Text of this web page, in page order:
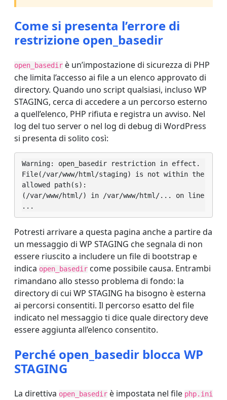
Come si presenta l’errore di
restrizione open_basedir
open_basedir è un’impostazione di sicurezza di PHP
che limita l’accesso ai file a un elenco approvato di
directory. Quando uno script qualsiasi, incluso WP
STAGING, cerca di accedere a un percorso esterno
a quell’elenco, PHP rifiuta e registra un avviso. Nel
log del tuo server o nel log di debug di WordPress
si presenta di solito così:
Warning: open_basedir restriction in effect.
File(/var/www/html/staging) is not within the
allowed path(s):
(/var/www/html/) in /var/www/html/... on line
...
Potresti arrivare a questa pagina anche a partire da
un messaggio di WP STAGING che segnala di non
essere riuscito a includere un file di bootstrap e
indica open_basedir come possibile causa. Entrambi
rimandano allo stesso problema di fondo: la
directory di cui WP STAGING ha bisogno è esterna
ai percorsi consentiti. Il percorso esatto del file
indicato nel messaggio ti dice quale directory deve
essere aggiunta all’elenco consentito.
Perché open_basedir blocca WP
STAGING
La direttiva open_basedir è impostata nel file php.ini